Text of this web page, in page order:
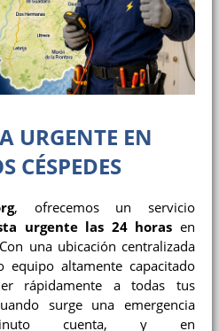
URGENTE EN
CÉSPEDES
, ofrecemos un servicio
urgente las 24 horas en
una ubicación centralizada
equipo altamente capacitado
rápidamente a todas tus
surge una emergencia
cuenta, y en